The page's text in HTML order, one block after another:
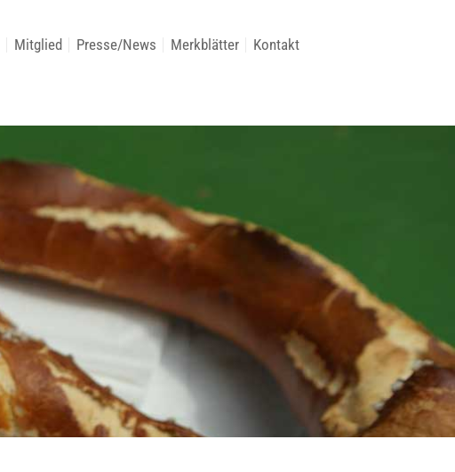
Mitglied Presse/News Merkblätter Kontakt